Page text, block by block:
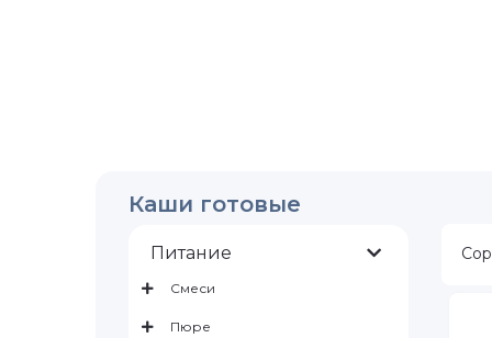
Каши готовые
Питание
Смеси
Пюре